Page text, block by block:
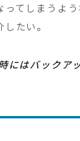
てしまうよ
たい。
にはバックア